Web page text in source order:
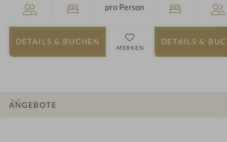
pro Person
DETAILS & BUCHEN
MERKEN
DETAILS &
ANGEBOTE